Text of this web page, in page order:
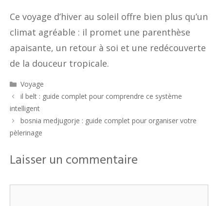
Ce voyage d’hiver au soleil offre bien plus qu’un
climat agréable : il promet une parenthèse
apaisante, un retour à soi et une redécouverte
de la douceur tropicale.
Catégories
Voyage
il belt : guide complet pour comprendre ce système
intelligent
bosnia medjugorje : guide complet pour organiser votre
pèlerinage
Laisser un commentaire